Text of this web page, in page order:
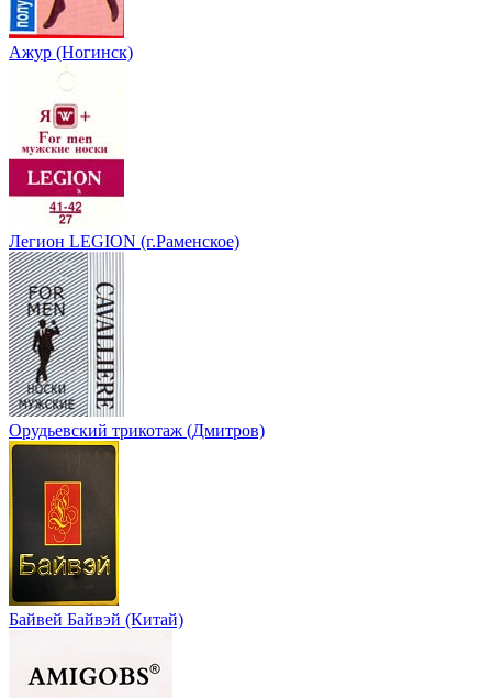
Ажур (Ногинск)
Легион LEGION (г.Раменское)
Орудьевский трикотаж (Дмитров)
Байвей Байвэй (Китай)